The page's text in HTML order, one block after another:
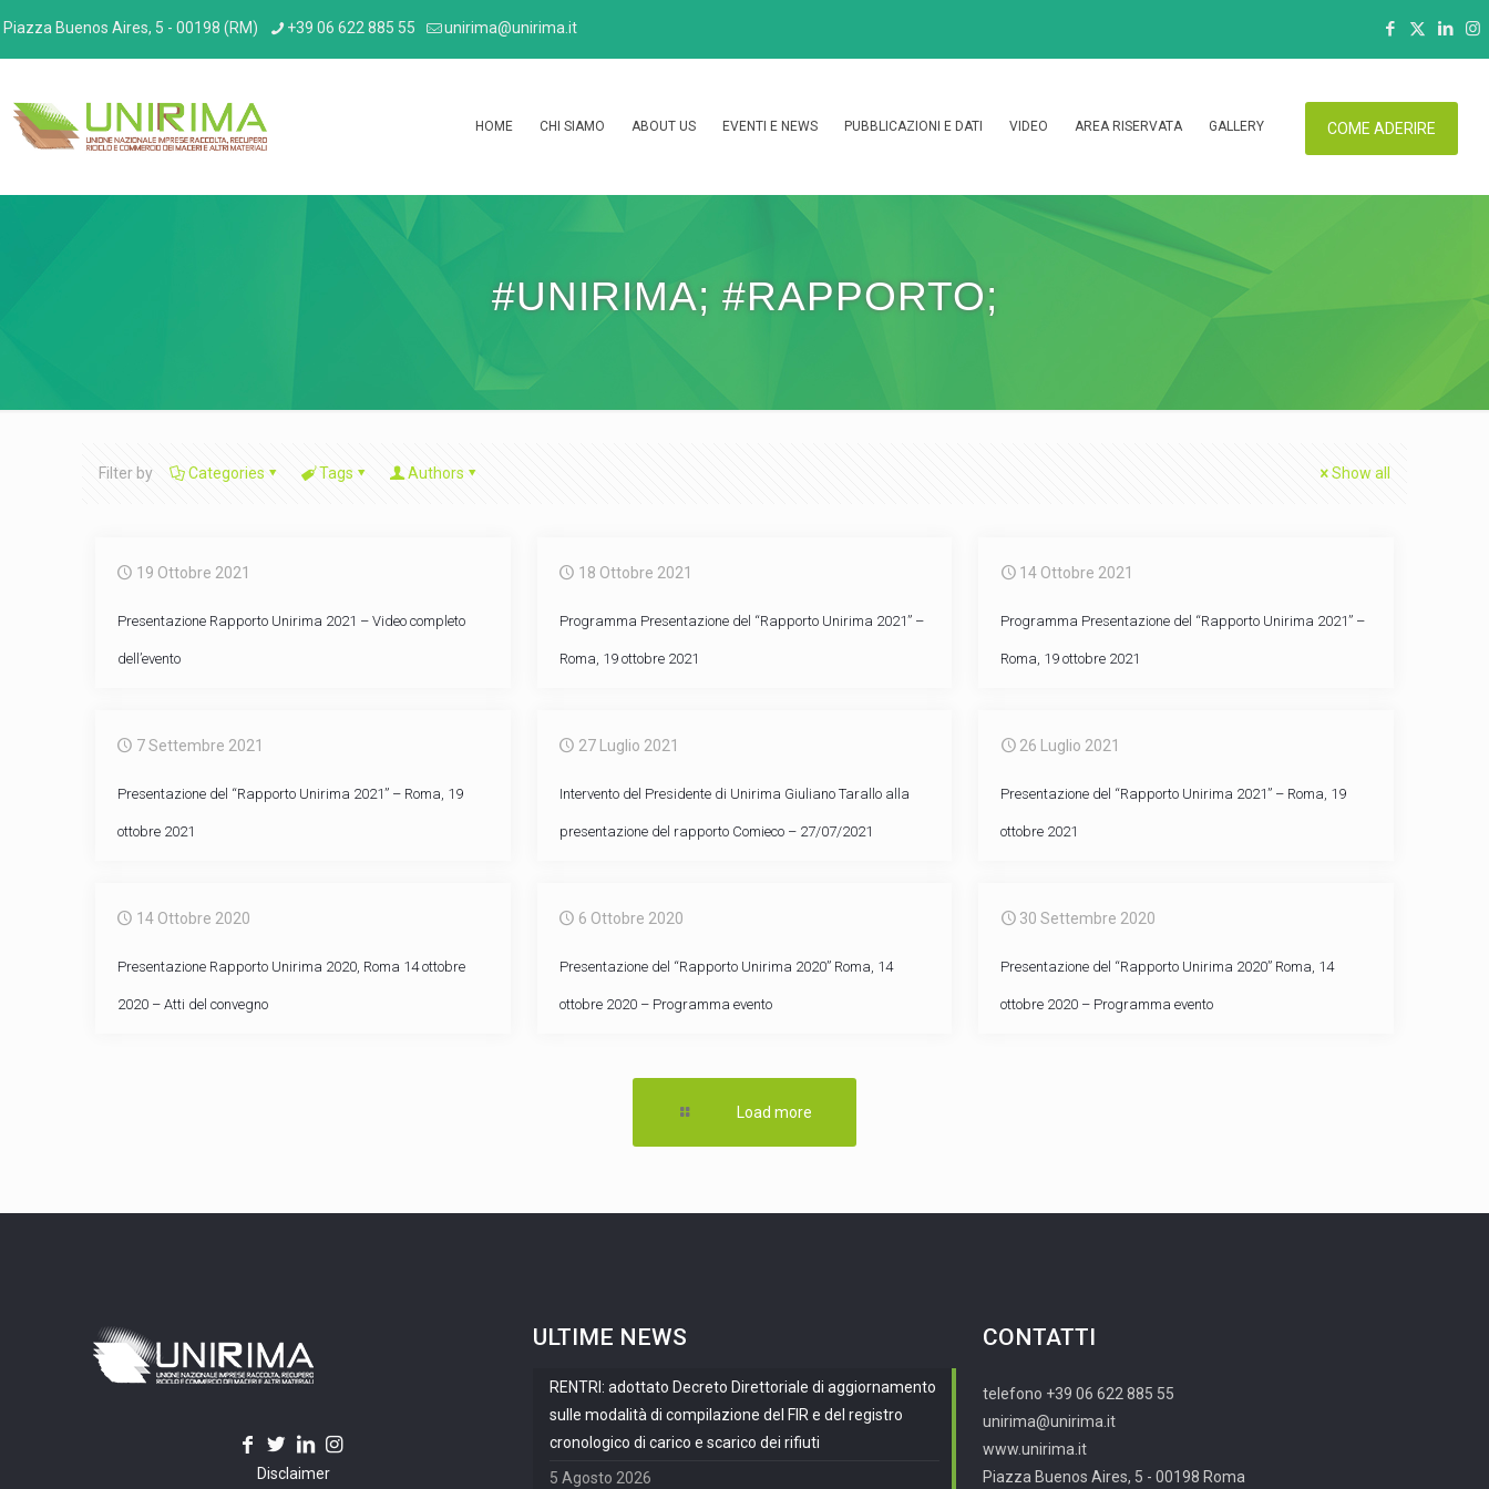
Piazza Buenos Aires, 5 - 00198 (RM) +39 06 622 885 55 unirima@unirima.it
HOME CHI SIAMO ABOUT US EVENTI E NEWS PUBBLICAZIONI E DATI VIDEO AREA RISERVATA GALLERY COME ADERIRE
#UNIRIMA; #RAPPORTO;
Filter by Categories Tags Authors Show all
19 Ottobre 2021
Presentazione Rapporto Unirima 2021 – Video completo
dell’evento
18 Ottobre 2021
Programma Presentazione del “Rapporto Unirima 2021” –
Roma, 19 ottobre 2021
14 Ottobre 2021
Programma Presentazione del “Rapporto Unirima 2021” –
Roma, 19 ottobre 2021
7 Settembre 2021
Presentazione del “Rapporto Unirima 2021” – Roma, 19
ottobre 2021
27 Luglio 2021
Intervento del Presidente di Unirima Giuliano Tarallo alla
presentazione del rapporto Comieco – 27/07/2021
26 Luglio 2021
Presentazione del “Rapporto Unirima 2021” – Roma, 19
ottobre 2021
14 Ottobre 2020
Presentazione Rapporto Unirima 2020, Roma 14 ottobre
2020 – Atti del convegno
6 Ottobre 2020
Presentazione del “Rapporto Unirima 2020” Roma, 14
ottobre 2020 – Programma evento
30 Settembre 2020
Presentazione del “Rapporto Unirima 2020” Roma, 14
ottobre 2020 – Programma evento
Load more
Disclaimer
ULTIME NEWS
RENTRI: adottato Decreto Direttoriale di aggiornamento
sulle modalità di compilazione del FIR e del registro
cronologico di carico e scarico dei rifiuti
5 Agosto 2026
CONTATTI
telefono +39 06 622 885 55
unirima@unirima.it
www.unirima.it
Piazza Buenos Aires, 5 - 00198 Roma